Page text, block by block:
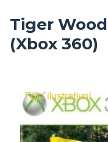
Tiger
(Xbox 360)